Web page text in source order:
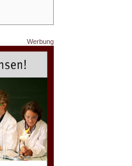
Werbung